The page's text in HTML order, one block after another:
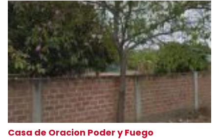
Casa de Oracion Poder y Fuego